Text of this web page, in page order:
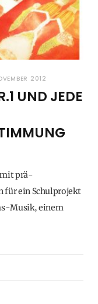
2012
UND JEDE
mit prä-
für ein Schulprojekt
Musik, einem